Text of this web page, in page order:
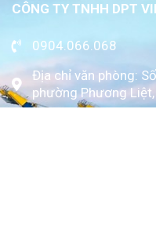
CÔNG TY TNHH DPT
0904.066.068
Địa chỉ văn phòng:
phường Phương Liệt,